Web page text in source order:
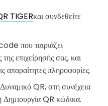
TIGERκαι συνδεθείτε
που ταιριάζει
επιχείρησής σας, και
απαραίτητες πληροφορίες.
QR, στη συνέχεια
Δημιουργία QR κώδικα.